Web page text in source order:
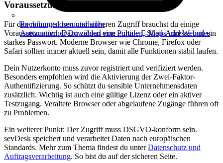
Rechnungen herunterladen
Automatischer Download von Portalen, Shops und Websites
Voraussetzungen für den sicheren Login
Für den reibungslosen und sicheren Zugriff brauchst du einige
Voraussetzungen. Dazu zählen eine gültige E-Mail-Adresse und ein
starkes Passwort. Moderne Browser wie Chrome, Firefox oder
Safari sollten immer aktuell sein, damit alle Funktionen stabil laufen.
Dein Nutzerkonto muss zuvor registriert und verifiziert werden.
Besonders empfohlen wird die Aktivierung der Zwei-Faktor-
Authentifizierung. So schützt du sensible Unternehmensdaten
zusätzlich. Wichtig ist auch eine gültige Lizenz oder ein aktiver
Testzugang. Veraltete Browser oder abgelaufene Zugänge führen oft
zu Problemen.
Ein weiterer Punkt: Der Zugriff muss DSGVO-konform sein.
sevDesk speichert und verarbeitet Daten nach europäischen
Standards. Mehr zum Thema findest du unterDatenschutz und
Auftragsverarbeitung. So bist du auf der sicheren Seite.